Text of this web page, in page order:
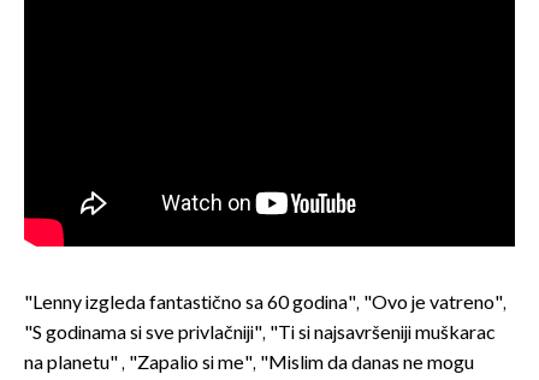
"Lenny izgleda fantastično sa 60 godina", "Ovo je vatreno",
"S godinama si sve privlačniji", "Ti si najsavršeniji muškarac
na planetu" , "Zapalio si me", "Mislim da danas ne mogu